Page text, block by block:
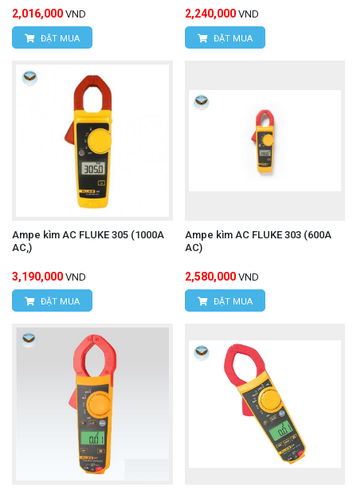
2,016,000 VND
ĐẶT MUA
2,240,000 VND
ĐẶT MUA
Ampe kìm AC FLUKE 305 (1000A
AC,)
3,190,000 VND
ĐẶT MUA
Ampe kìm AC FLUKE 303 (600A
AC)
2,580,000 VND
ĐẶT MUA